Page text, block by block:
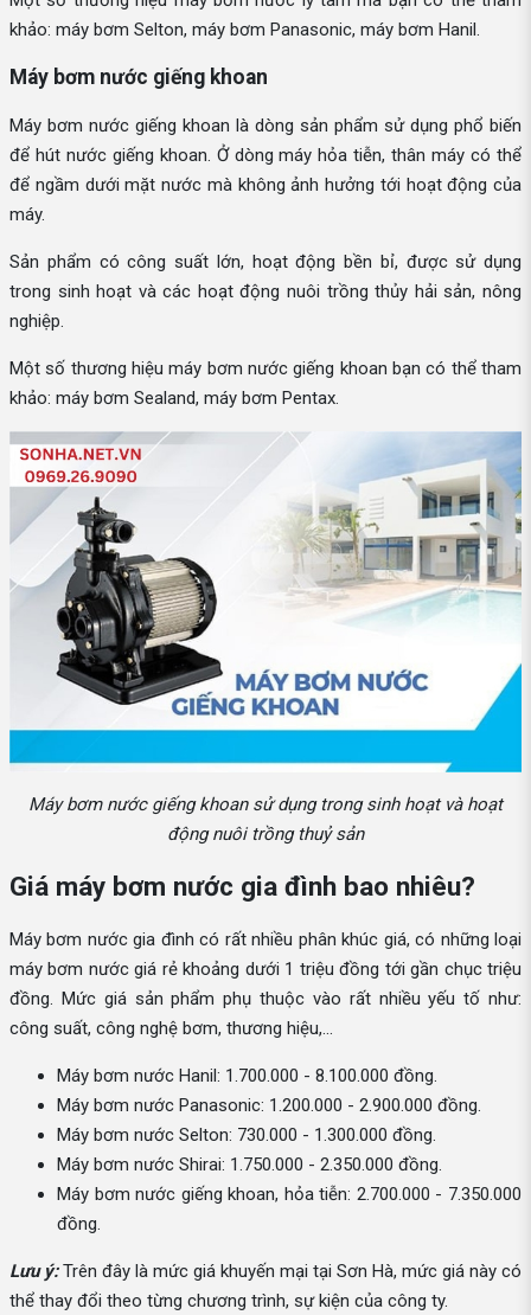
khảo: máy bơm Selton, máy bơm Panasonic, máy bơm Hanil.
Máy bơm nước giếng khoan
Máy bơm nước giếng khoan là dòng sản phẩm sử dụng phổ biến
để hút nước giếng khoan. Ở dòng máy hỏa tiễn, thân máy có thể
để ngầm dưới mặt nước mà không ảnh hưởng tới hoạt động của
máy.
Sản phẩm có công suất lớn, hoạt động bền bỉ, được sử dụng
trong sinh hoạt và các hoạt động nuôi trồng thủy hải sản, nông
nghiệp.
Một số thương hiệu máy bơm nước giếng khoan bạn có thể tham
khảo: máy bơm Sealand, máy bơm Pentax.
Máy bơm nước giếng khoan sử dụng trong sinh hoạt và hoạt
động nuôi trồng thuỷ sản
Giá máy bơm nước gia đình bao nhiêu?
Máy bơm nước gia đình có rất nhiều phân khúc giá, có những loại
máy bơm nước giá rẻ khoảng dưới 1 triệu đồng tới gần chục triệu
đồng. Mức giá sản phẩm phụ thuộc vào rất nhiều yếu tố như:
công suất, công nghệ bơm, thương hiệu,...
Máy bơm nước Hanil: 1.700.000 - 8.100.000 đồng.
Máy bơm nước Panasonic: 1.200.000 - 2.900.000 đồng.
Máy bơm nước Selton: 730.000 - 1.300.000 đồng.
Máy bơm nước Shirai: 1.750.000 - 2.350.000 đồng.
Máy bơm nước giếng khoan, hỏa tiễn: 2.700.000 - 7.350.000
đồng.
Lưu ý:Trên đây là mức giá khuyến mại tại Sơn Hà, mức giá này có
thể thay đổi theo từng chương trình, sự kiện của công ty.